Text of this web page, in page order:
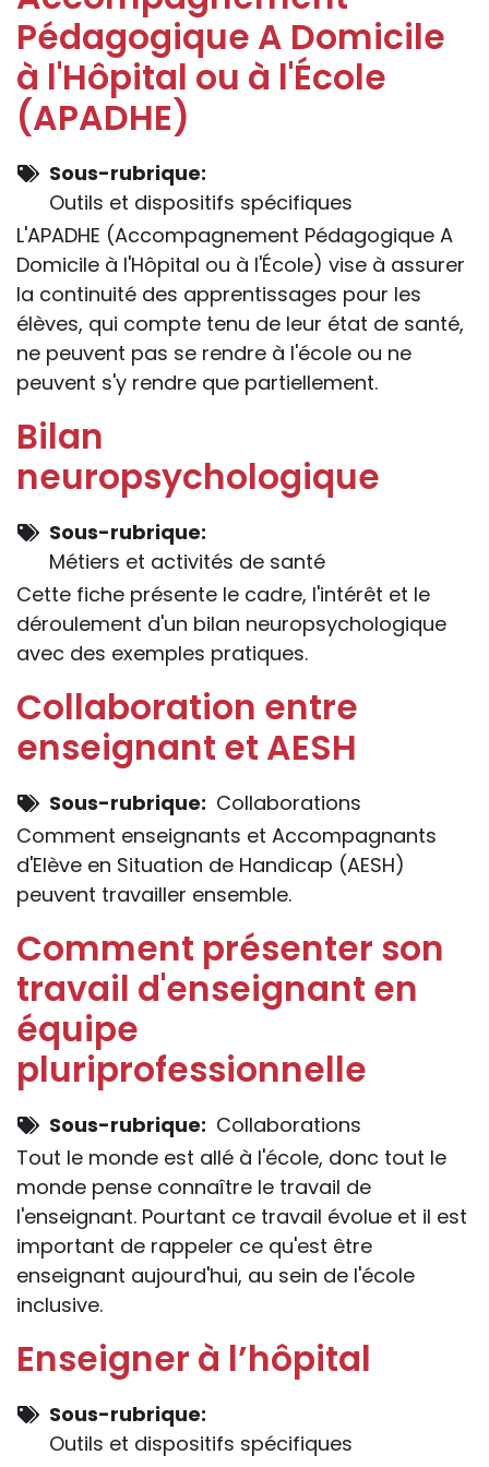
Pédagogique A Domicile
à l'Hôpital ou à l'École
(APADHE)
Sous-rubrique
Outils et dispositifs spécifiques
L'APADHE (Accompagnement Pédagogique A
Domicile à l'Hôpital ou à l'École) vise à assurer
la continuité des apprentissages pour les
élèves, qui compte tenu de leur état de santé,
ne peuvent pas se rendre à l'école ou ne
peuvent s'y rendre que partiellement.
Bilan
neuropsychologique
Sous-rubrique
Métiers et activités de santé
Cette fiche présente le cadre, l'intérêt et le
déroulement d'un bilan neuropsychologique
avec des exemples pratiques.
Collaboration entre
enseignant et AESH
Sous-rubrique
Collaborations
Comment enseignants et Accompagnants
d'Elève en Situation de Handicap (AESH)
peuvent travailler ensemble.
Comment présenter son
travail d'enseignant en
équipe
pluriprofessionnelle
Sous-rubrique
Collaborations
Tout le monde est allé à l'école, donc tout le
monde pense connaître le travail de
l'enseignant. Pourtant ce travail évolue et il est
important de rappeler ce qu'est être
enseignant aujourd'hui, au sein de l'école
inclusive.
Enseigner à l’hôpital
Sous-rubrique
Outils et dispositifs spécifiques
grâce à des adaptations pédagogiques
individuelles ou au sein de petits groupes.